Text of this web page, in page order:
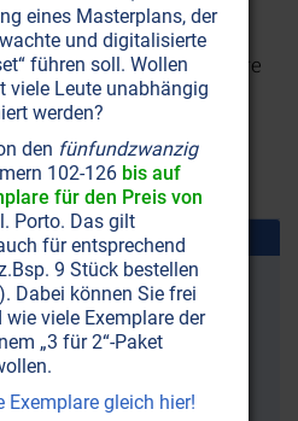
sich binnen weniger Jahre
Mächtigen damit
andere unsaubere
Jugend sich gerne
World Order NWO)
von Amerika)
eines Masterplans, der
und digitalisierte
führen soll. Wollen
viele Leute unabhängig
werden?
den fünfundzwanzig
102-126 bis auf
für den Preis von
Porto. Das gilt
für entsprechend
9 Stück bestellen
Dabei können Sie frei
viele Exemplare der
„3 für 2“-Paket
Exemplare gleich hier!